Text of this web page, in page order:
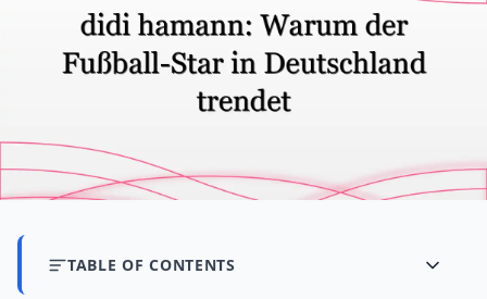
TABLE OF CONTENTS